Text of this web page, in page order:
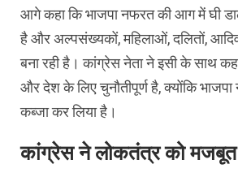
आगे कहा कि भाजपा नफरत की आग में घी
है और अल्पसंख्यकों, महिलाओं, दलितों,
बना रही है। कांग्रेस नेता ने इसी के साथ
और देश के लिए चुनौतीपूर्ण है, क्योंकि
कब्जा कर लिया है।
कांग्रेस ने लोकतंत्र को मजबूत